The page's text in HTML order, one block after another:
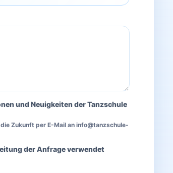
und Neuigkeiten der Tanzschule
Zukunft per E-Mail an info@tanzschule-
der Anfrage verwendet